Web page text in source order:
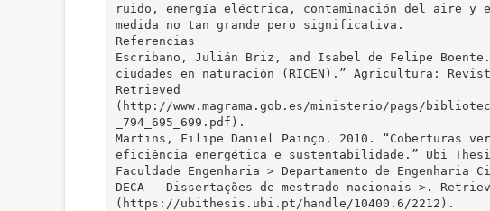
ruido, energía eléctrica, contaminación del aire y
medida no tan grande pero significativa.
Referencias
Escribano, Julián Briz, and Isabel de Felipe
ciudades en naturación (RICEN).” Agricultura:
Retrieved
(http://www.magrama.gob.es/ministerio/pags/
_794_695_699.pdf).
Martins, Filipe Daniel Painço. 2010. “Coberturas
eficiência energética e sustentabilidade.” Ubi
Faculdade Engenharia > Departamento de
DECA – Dissertações de mestrado nacionais >.
(https://ubithesis.ubi.pt/handle/10400.6/2212).